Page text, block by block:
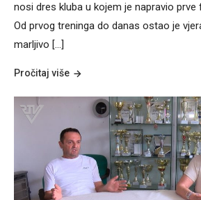
nosi dres kluba u kojem je napravio prve
Od prvog treninga do danas ostao je
marljivo […]
Pročitaj više